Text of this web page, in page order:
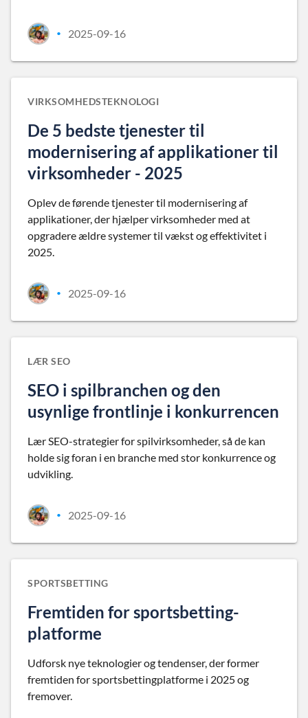
• 2025-09-16
VIRKSOMHEDSTEKNOLOGI
De 5 bedste tjenester til
modernisering af applikationer til
virksomheder - 2025
Oplev de førende tjenester til modernisering af
applikationer, der hjælper virksomheder med at
opgradere ældre systemer til vækst og effektivitet i
2025.
• 2025-09-16
LÆR SEO
SEO i spilbranchen og den
usynlige frontlinje i konkurrencen
Lær SEO-strategier for spilvirksomheder, så de kan
holde sig foran i en branche med stor konkurrence og
udvikling.
• 2025-09-16
SPORTSBETTING
Fremtiden for sportsbetting-
platforme
Udforsk nye teknologier og tendenser, der former
fremtiden for sportsbettingplatforme i 2025 og
fremover.